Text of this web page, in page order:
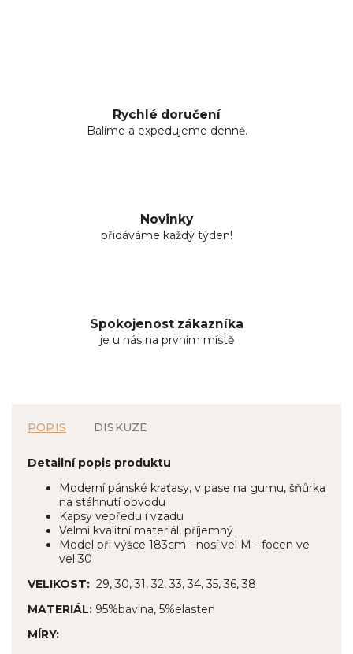
Rychlé doručení
Balíme a expedujeme denně.
Novinky
přidáváme každý týden!
Spokojenost zákazníka
je u nás na prvním místě
POPIS DISKUZE
Detailní popis produktu
Moderní pánské kraťasy, v pase na gumu, šňůrka
na stáhnutí obvodu
Kapsy vepředu i vzadu
Velmi kvalitní materiál, příjemný
Model při výšce 183cm - nosí vel M - focen ve
vel 30
VELIKOST: 29, 30, 31, 32, 33, 34, 35, 36, 38
MATERIÁL: 95%bavlna, 5%elasten
MÍRY: